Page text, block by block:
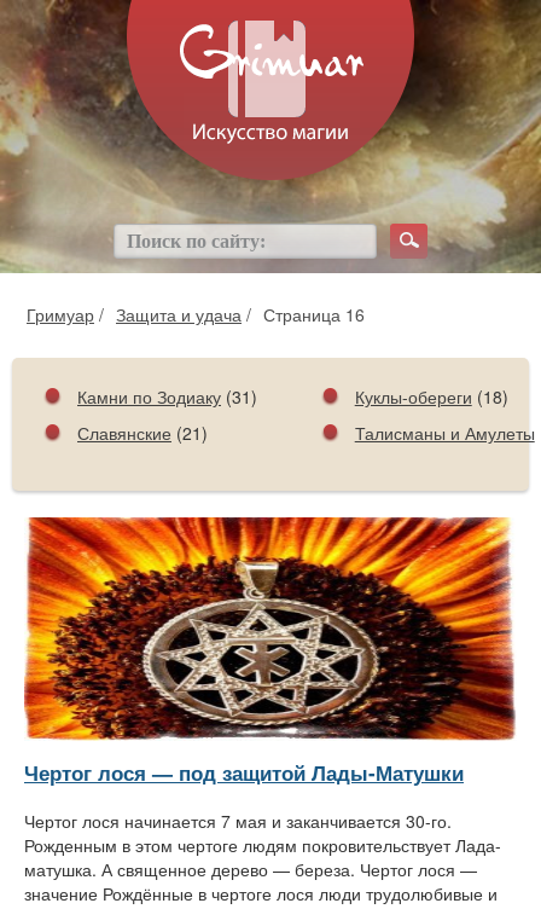
Гримуар / Защита и удача / Страница 16
Камни по Зодиаку (31) Куклы-обереги (18)
Славянские (21) Талисманы и Амулеты
Чертог лося — под защитой Лады-Матушки
Чертог лося начинается 7 мая и заканчивается 30-го.
Рожденным в этом чертоге людям покровительствует Лада-
матушка. А священное дерево — береза. Чертог лося —
значение Рождённые в чертоге лося люди трудолюбивые и